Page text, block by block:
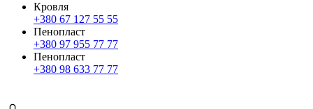
Кровля
+380 67 127 55 55
Пенопласт
+380 97 955 77 77
Пенопласт
+380 98 633 77 77